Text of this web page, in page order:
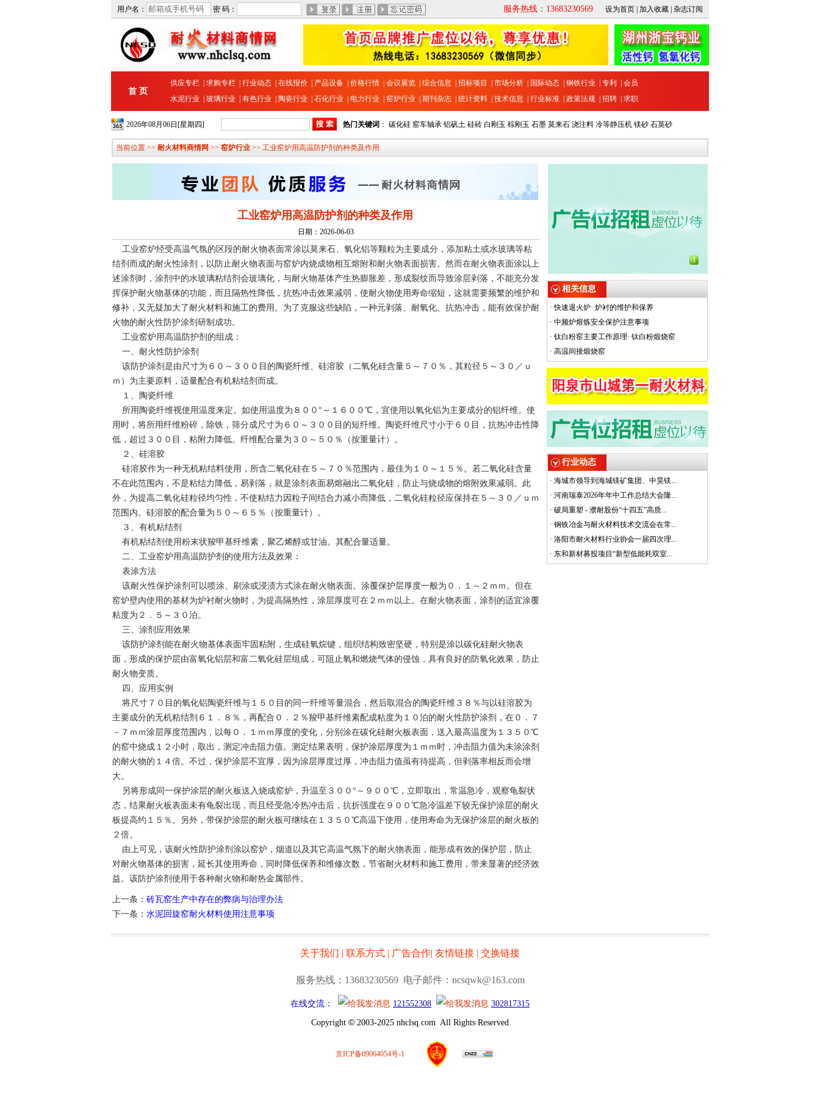
用户名： 密 码： 服务热线：13683230569 设为首页 加入收藏 杂志订阅
首 页
供应专栏 求购专栏 行业动态 在线报价 产品设备 价格行情 会议展览 综合信息 招标项目 市场分析 国际动态 钢铁行业 专利
会员
水泥行业
玻璃行业 有色行业 陶瓷行业 石化行业 电力行业 窑炉行业 期刊杂志 统计资料 技术信息 行业标准 政策法规 招聘 求职
2026年08月06日[星期四] 热门关键词 ： 碳化硅 窑车轴承 铝矾土 硅砖 白刚玉 棕刚玉 石墨 莫来石 浇注料 冷等静压机 镁砂 石英砂
当前位置 >> 耐火材料商情网 >> 窑炉行业 >> 工业窑炉用高温防护剂的种类及作用
工业窑炉用高温防护剂的种类及作用
日期：2026-06-03
工业窑炉经受高温气氛的区段的耐火物表面常涂以莫来石、氧化铝等颗粒为主要成分，添加粘土或水玻璃等粘
结剂而成的耐火性涂剂，以防止耐火物表面与窑炉内烧成物相互熔附和耐火物表面损害。然而在耐火物表面涂以上
述涂剂时，涂剂中的水玻璃粘结剂会玻璃化，与耐火物基体产生热膨胀差，形成裂纹而导致涂层剥落，不能充分发
挥保护耐火物基体的功能，而且隔热性降低，抗热冲击效果减弱，使耐火物使用寿命缩短，这就需要频繁的维护和
修补，又无疑加大了耐火材料和施工的费用。为了克服这些缺陷，一种元剥落、耐氧化、抗热冲击，能有效保护耐
火物的耐火性防护涂剂研制成功。
工业窑炉用高温防护剂的组成：
一、耐火性防护涂剂
该防护涂剂是由尺寸为６０～３００目的陶瓷纤维、硅溶胶（二氧化硅含量５～７０％，其粒径５～３０／ｕ
ｍ）为主要原料，适量配合有机粘结剂而成。
１、陶瓷纤维
所用陶瓷纤维视使用温度来定。如使用温度为８００°～１６００℃，宜使用以氧化铝为主要成分的铝纤维。使
用时，将所用纤维粉碎，除铁，筛分成尺寸为６０～３００目的短纤维。陶瓷纤维尺寸小于６０目，抗热冲击性降
低，超过３００目，粘附力降低。纤维配合量为３０～５０％（按重量计）。
２、硅溶胶
硅溶胶作为一种无机粘结料使用，所含二氧化硅在５～７０％范围内，最佳为１０～１５％。若二氧化硅含量
不在此范围内，不是粘结力降低，易剥落，就是涂剂表面易熔融出二氧化硅，防止与烧成物的熔附效果减弱。此
外，为提高二氧化硅粒径均匀性，不使粘结力因粒子间结合力减小而降低，二氧化硅粒径应保持在５～３０／ｕｍ
范围内。硅溶胶的配合量为５０～６５％（按重量计）。
３、有机粘结剂
有机粘结剂使用粉末状羧甲基纤维素，聚乙烯醇或甘油。其配合量适量。
二、工业窑炉用高温防护剂的使用方法及效果：
表涂方法
该耐火性保护涂剂可以喷涂、刷涂或浸渍方式涂在耐火物表面。涂覆保护层厚度一般为０．１～２ｍｍ。但在
窑炉壁内使用的基材为炉衬耐火物时，为提高隔热性，涂层厚度可在２ｍｍ以上。在耐火物表面，涂剂的适宜涂覆
粘度为２．５～３０泊。
三、涂剂应用效果
该防护涂剂能在耐火物基体表面牢固粘附，生成硅氧烷键，组织结构致密坚硬，特别是涂以碳化硅耐火物表
面，形成的保护层由富氧化铝层和富二氧化硅层组成，可阻止氧和燃烧气体的侵蚀，具有良好的防氧化效果，防止
耐火物变质。
四、应用实例
将尺寸７０目的氧化铝陶瓷纤维与１５０目的同一纤维等量混合，然后取混合的陶瓷纤维３８％与以硅溶胶为
主要成分的无机粘结剂６１．８％，再配合０．２％羧甲基纤维素配成粘度为１０泊的耐火性防护涂剂，在０．７
－７ｍｍ涂层厚度范围内，以每０．１ｍｍ厚度的变化，分别涂在碳化硅耐火板表面，送入最高温度为１３５０℃
的窑中烧成１２小时，取出，测定冲击阻力值。测定结果表明，保护涂层厚度为１ｍｍ时，冲击阻力值为未涂涂剂
的耐火物的１４倍。不过，保护涂层不宜厚，因为涂层厚度过厚，冲击阻力值虽有待提高，但剥落率相反而会增
大。
另将形成同一保护涂层的耐火板送入烧成窑炉，升温至３００°～９００℃，立即取出，常温急冷，观察龟裂状
态，结果耐火板表面未有龟裂出现，而且经受急冷热冲击后，抗折强度在９００℃急冷温差下较无保护涂层的耐火
板提高约１５％。另外，带保护涂层的耐火板可继续在１３５０℃高温下使用，使用寿命为无保护涂层的耐火板的
２倍。
由上可见，该耐火性防护涂剂涂以窑炉，烟道以及其它高温气氛下的耐火物表面，能形成有效的保护层，防止
对耐火物基体的损害，延长其使用寿命，同时降低保养和维修次数，节省耐火材料和施工费用，带来显著的经济效
益。该防护涂剂使用于各种耐火物和耐热金属部件。
上一条： 砖瓦窑生产中存在的弊病与治理办法
下一条： 水泥回旋窑耐火材料使用注意事项
1
相关信息
·快速退火炉· 炉衬的维护和保养
· 中频炉熔炼安全保护注意事项
· 钛白粉窑主要工作原理· 钛白粉煅烧窑
· 高温间接煅烧窑
行业动态
· 海城市领导到海城镁矿集团、中昊镁...
· 河南瑞泰2026年年中工作总结大会隆...
· 破局重塑 - 濮耐股份“十四五”高质...
· 钢铁冶金与耐火材料技术交流会在常...
· 洛阳市耐火材料行业协会一届四次理...
· 东和新材募投项目“新型低能耗双室...
关于我们 | 联系方式 | 广告合作| 友情链接 | 交换链接
服务热线：13683230569 电子邮件：ncsqwk@163.com
在线交流： 121552308 302817315
Copyright © 2003-2025 nhclsq.com All Rights Reserved
京ICP备09064054号-1